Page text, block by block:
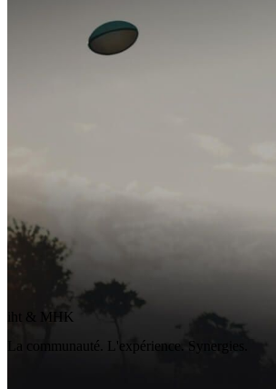
iht & MHK
La communauté. L'expérience. Synergies.